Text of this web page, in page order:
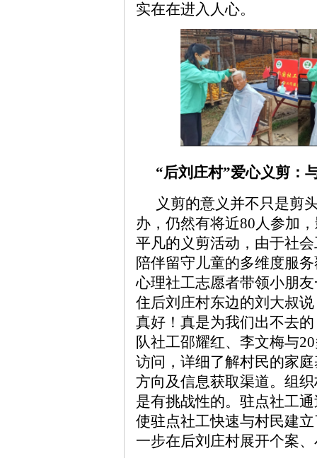
实在在进入人心。
“后刘庄村”爱心义剪 ：
义剪的意义并不只是剪
办，仍然有将近80人参加
平凡的义剪活动，由于社
陪伴留守儿童的多维度服
心理社工志愿者带领小朋
住后刘庄村东边的刘大叔
真好！真是为我们出不去
队社工邵耀红、李文梅与
访问，详细了解村民的家
方向及信息获取渠道。组
是有挑战性的。驻点社工
使驻点社工快速与村民建
一步在后刘庄村展开个案